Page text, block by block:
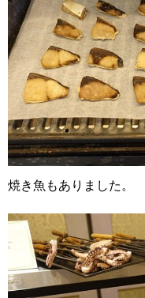
焼き魚もありました。